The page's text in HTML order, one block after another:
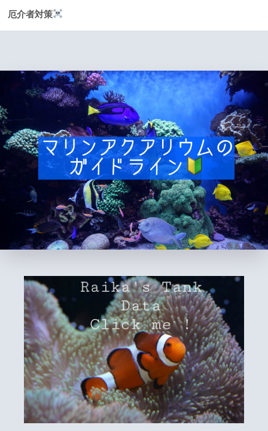
厄介者対策